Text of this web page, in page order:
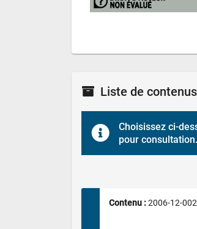
Liste de contenus
Choisissez ci-
pour consultation.
Contenu : 2006-12-002